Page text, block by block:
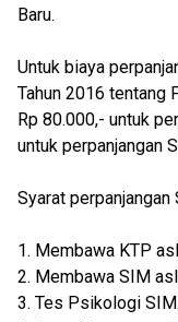
Baru.
Untuk biaya
Tahun 2016 tentang
Rp 80.000,- untuk
untuk perpanjangan
Syarat
1. Membawa KTP
2. Membawa SIM
3. Tes Psikologi SIM.